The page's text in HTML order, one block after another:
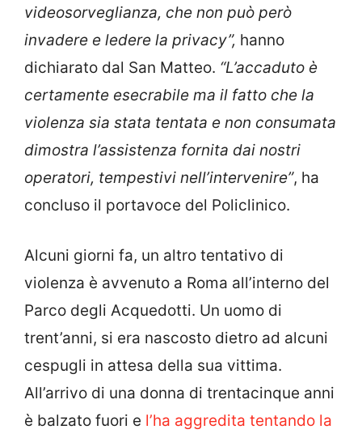
videosorveglianza, che non può però
invadere e ledere la privacy”, hanno
dichiarato dal San Matteo. “L’accaduto è
certamente esecrabile ma il fatto che la
violenza sia stata tentata e non consumata
dimostra l’assistenza fornita dai nostri
operatori, tempestivi nell’intervenire”, ha
concluso il portavoce del Policlinico.
Alcuni giorni fa, un altro tentativo di
violenza è avvenuto a Roma all’interno del
Parco degli Acquedotti. Un uomo di
trent’anni, si era nascosto dietro ad alcuni
cespugli in attesa della sua vittima.
All’arrivo di una donna di trentacinque anni
è balzato fuori e l’ha aggredita tentando la